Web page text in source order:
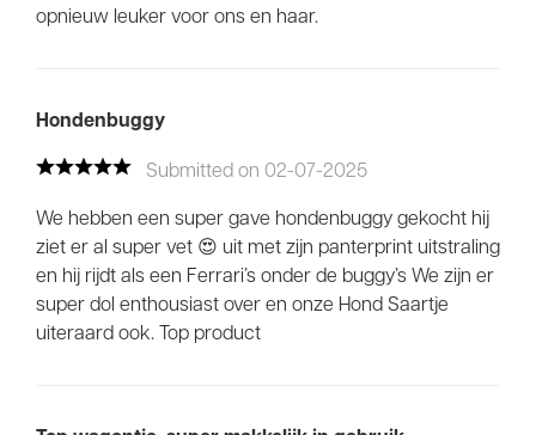
opnieuw leuker voor ons en haar.
Hondenbuggy
Submitted on 02-07-2025
We hebben een super gave hondenbuggy gekocht hij
ziet er al super vet 😍 uit met zijn panterprint uitstraling
en hij rijdt als een Ferrari’s onder de buggy’s We zijn er
super dol enthousiast over en onze Hond Saartje
uiteraard ook. Top product